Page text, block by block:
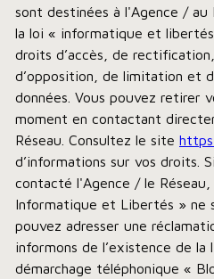
sont destinées à l'Agence / au
la loi « informatique et
droits d’accès, de
d’opposition, de limitation et
données. Vous pouvez retirer
moment en contactant
Réseau. Consultez le site
d’informations sur vos droits.
contacté l'Agence / le
Informatique et Libertés » ne
pouvez adresser une
informons de l’existence de
démarchage téléphonique «